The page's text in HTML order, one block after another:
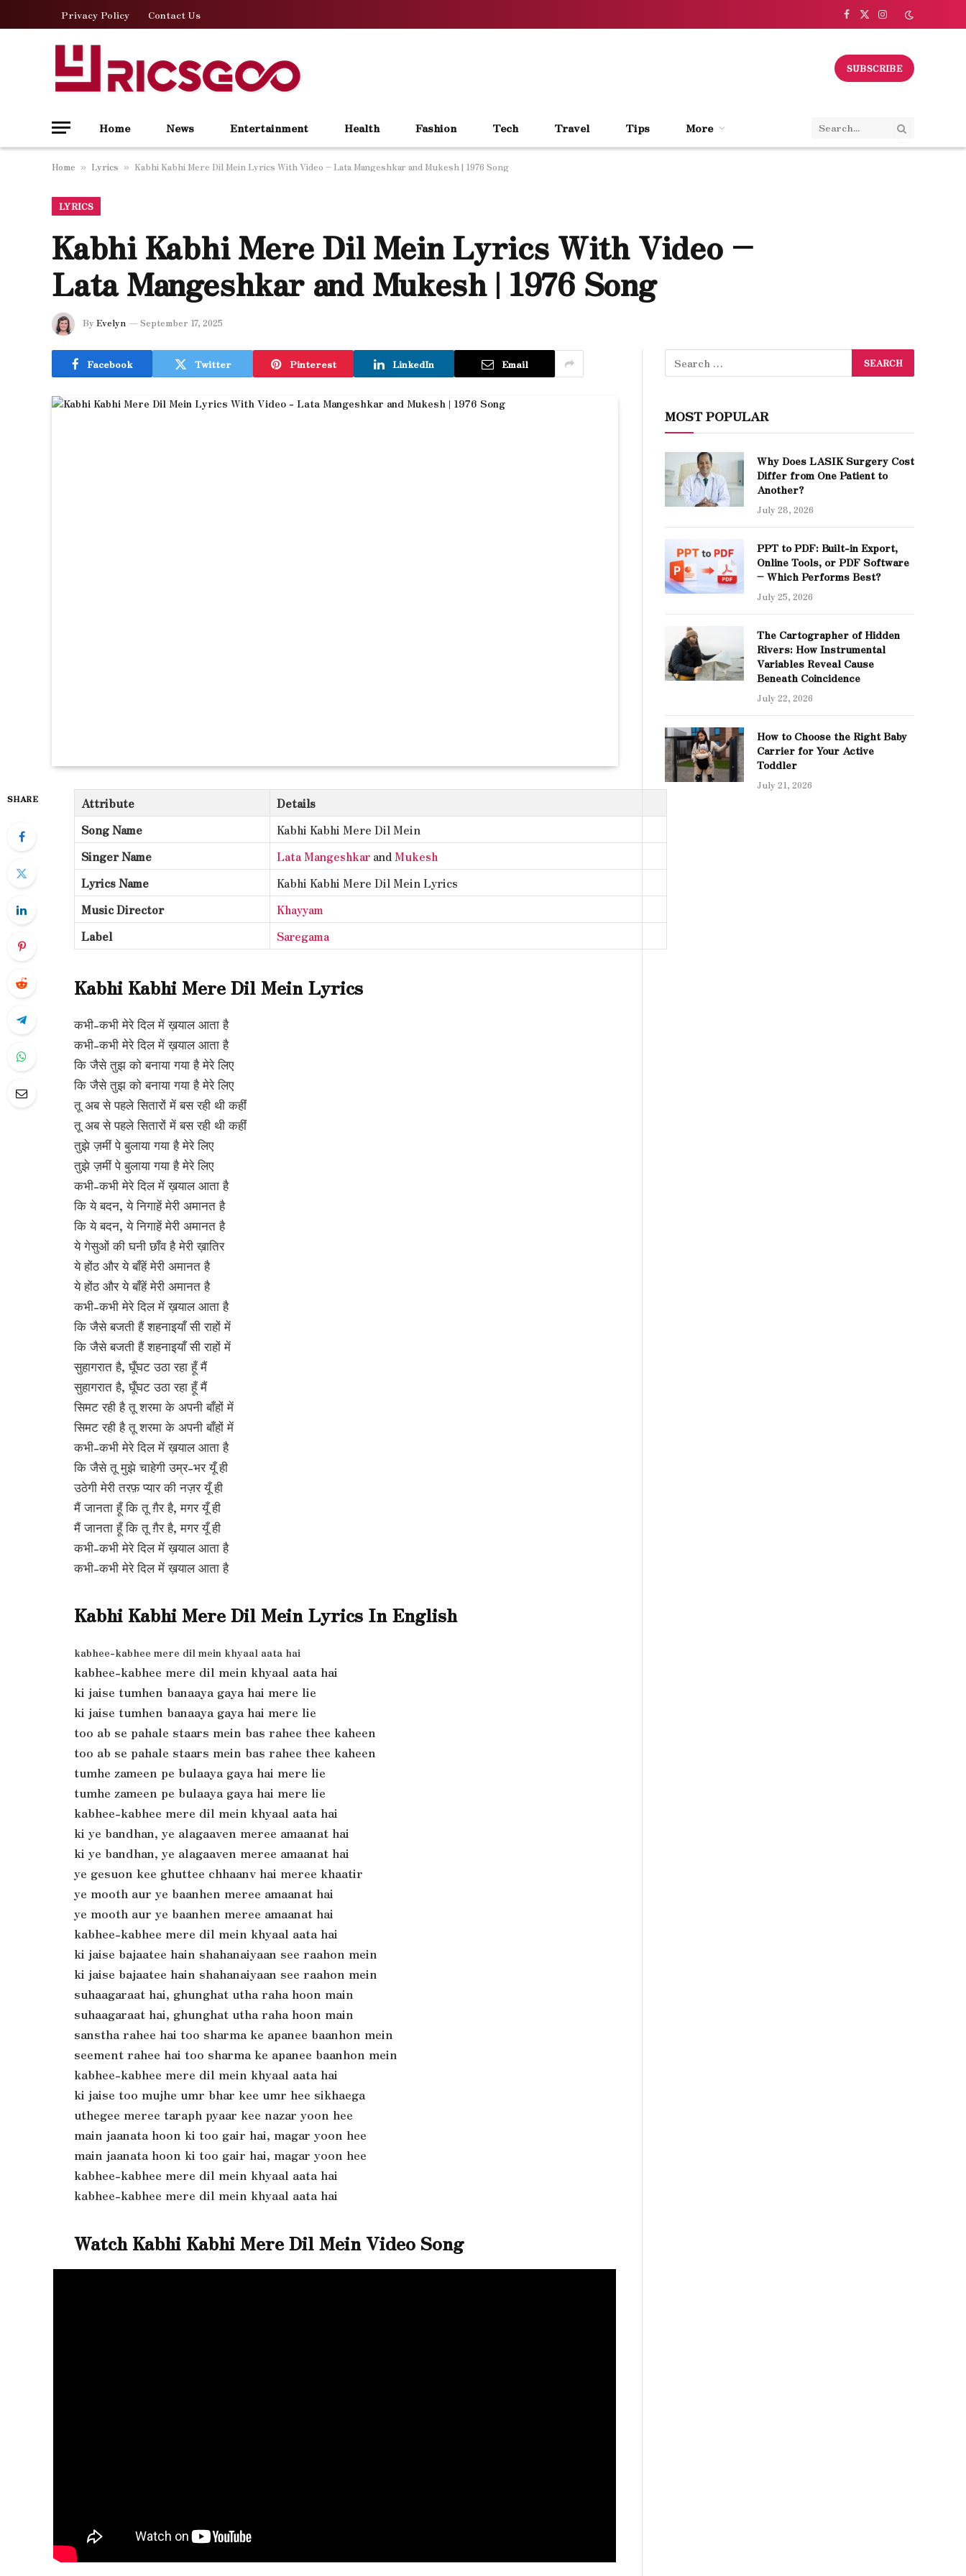
Privacy Policy Contact Us Facebook
X
Instagram
SUBSCRIBE
Home News Entertainment Health Fashion Tech Travel Tips More
Home » Lyrics » Kabhi Kabhi Mere Dil Mein Lyrics With Video – Lata Mangeshkar and Mukesh | 1976 Song
LYRICS
Kabhi Kabhi Mere Dil Mein Lyrics With Video –
Lata Mangeshkar and Mukesh | 1976 Song
By Evelyn September 17, 2025
Facebook Twitter Pinterest LinkedIn Email
SHARE Attribute
Details
Song Name
Kabhi Kabhi Mere Dil Mein
Singer Name
Lata Mangeshkar and Mukesh
Lyrics Name
Kabhi Kabhi Mere Dil Mein Lyrics
Music Director
Khayyam
Label
Saregama
Kabhi Kabhi Mere Dil Mein Lyrics
कभी-कभी मेरे दिल में ख़याल आता है
कभी-कभी मेरे दिल में ख़याल आता है
कि जैसे तुझ को बनाया गया है मेरे लिए
कि जैसे तुझ को बनाया गया है मेरे लिए
तू अब से पहले सितारों में बस रही थी कहीं
तू अब से पहले सितारों में बस रही थी कहीं
तुझे ज़मीं पे बुलाया गया है मेरे लिए
तुझे ज़मीं पे बुलाया गया है मेरे लिए
कभी-कभी मेरे दिल में ख़याल आता है
कि ये बदन, ये निगाहें मेरी अमानत है
कि ये बदन, ये निगाहें मेरी अमानत है
ये गेसुओं की घनी छाँव है मेरी ख़ातिर
ये होंठ और ये बाँहें मेरी अमानत है
ये होंठ और ये बाँहें मेरी अमानत है
कभी-कभी मेरे दिल में ख़याल आता है
कि जैसे बजती हैं शहनाइयाँ सी राहों में
कि जैसे बजती हैं शहनाइयाँ सी राहों में
सुहागरात है, घूँघट उठा रहा हूँ मैं
सुहागरात है, घूँघट उठा रहा हूँ मैं
सिमट रही है तू शरमा के अपनी बाँहों में
सिमट रही है तू शरमा के अपनी बाँहों में
कभी-कभी मेरे दिल में ख़याल आता है
कि जैसे तू मुझे चाहेगी उम्र-भर यूँ ही
उठेगी मेरी तरफ़ प्यार की नज़र यूँ ही
मैं जानता हूँ कि तू ग़ैर है, मगर यूँ ही
मैं जानता हूँ कि तू ग़ैर है, मगर यूँ ही
कभी-कभी मेरे दिल में ख़याल आता है
कभी-कभी मेरे दिल में ख़याल आता है
Kabhi Kabhi Mere Dil Mein Lyrics In English
kabhee-kabhee mere dil mein khyaal aata hai
kabhee-kabhee mere dil mein khyaal aata hai
ki jaise tumhen banaaya gaya hai mere lie
ki jaise tumhen banaaya gaya hai mere lie
too ab se pahale staars mein bas rahee thee kaheen
too ab se pahale staars mein bas rahee thee kaheen
tumhe zameen pe bulaaya gaya hai mere lie
tumhe zameen pe bulaaya gaya hai mere lie
kabhee-kabhee mere dil mein khyaal aata hai
ki ye bandhan, ye alagaaven meree amaanat hai
ki ye bandhan, ye alagaaven meree amaanat hai
ye gesuon kee ghuttee chhaanv hai meree khaatir
ye mooth aur ye baanhen meree amaanat hai
ye mooth aur ye baanhen meree amaanat hai
kabhee-kabhee mere dil mein khyaal aata hai
ki jaise bajaatee hain shahanaiyaan see raahon mein
ki jaise bajaatee hain shahanaiyaan see raahon mein
suhaagaraat hai, ghunghat utha raha hoon main
suhaagaraat hai, ghunghat utha raha hoon main
sanstha rahee hai too sharma ke apanee baanhon mein
seement rahee hai too sharma ke apanee baanhon mein
kabhee-kabhee mere dil mein khyaal aata hai
ki jaise too mujhe umr bhar kee umr hee sikhaega
uthegee meree taraph pyaar kee nazar yoon hee
main jaanata hoon ki too gair hai, magar yoon hee
main jaanata hoon ki too gair hai, magar yoon hee
kabhee-kabhee mere dil mein khyaal aata hai
kabhee-kabhee mere dil mein khyaal aata hai
Watch Kabhi Kabhi Mere Dil Mein Video Song
MOST POPULAR
Why Does LASIK Surgery Cost
Differ from One Patient to
Another?
July 28, 2026
PPT to PDF: Built-in Export,
Online Tools, or PDF Software
– Which Performs Best?
July 25, 2026
The Cartographer of Hidden
Rivers: How Instrumental
Variables Reveal Cause
Beneath Coincidence
July 22, 2026
How to Choose the Right Baby
Carrier for Your Active
Toddler
July 21, 2026